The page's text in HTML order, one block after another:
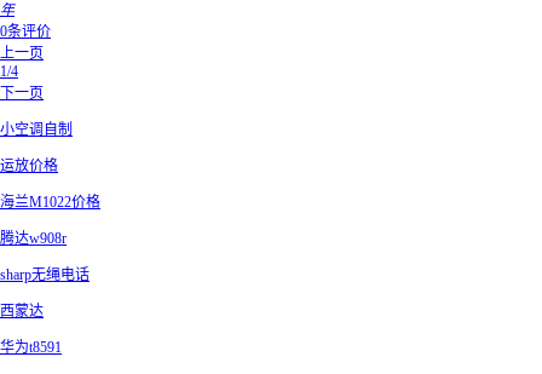
年
0条评价
上一页
1/4
下一页
小空调自制
运放价格
海兰M1022价格
腾达w908r
sharp无绳电话
西蒙达
华为t8591